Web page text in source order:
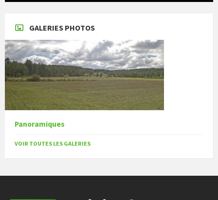
GALERIES PHOTOS
Panoramiques
VOIR TOUTES LES GALERIES